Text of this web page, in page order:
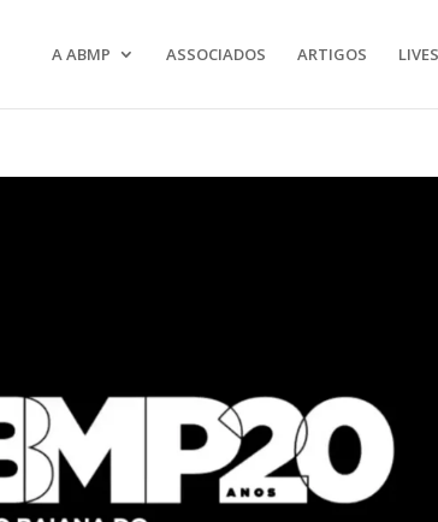
A ABMP ASSOCIADOS ARTIGOS LIVES